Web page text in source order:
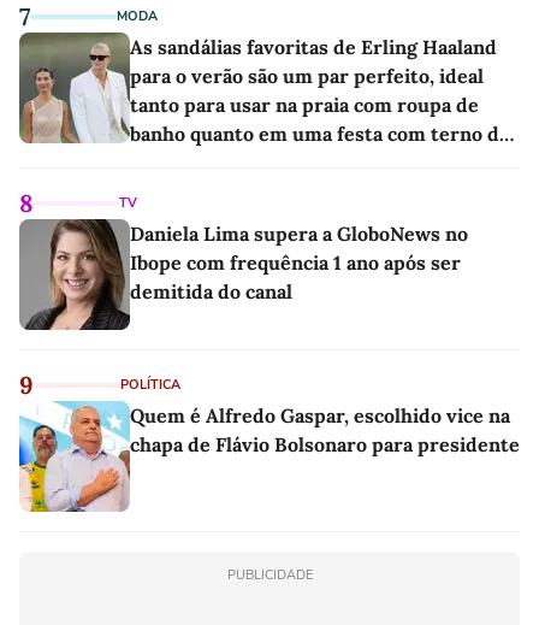
7 MODA
As sandálias favoritas de Erling Haaland
para o verão são um par perfeito, ideal
tanto para usar na praia com roupa de
banho quanto em uma festa com terno de
8 TV
Daniela Lima supera a GloboNews no
Ibope com frequência 1 ano após ser
demitida do canal
9 POLÍTICA
Quem é Alfredo Gaspar, escolhido vice na
chapa de Flávio Bolsonaro para presidente
PUBLICIDADE